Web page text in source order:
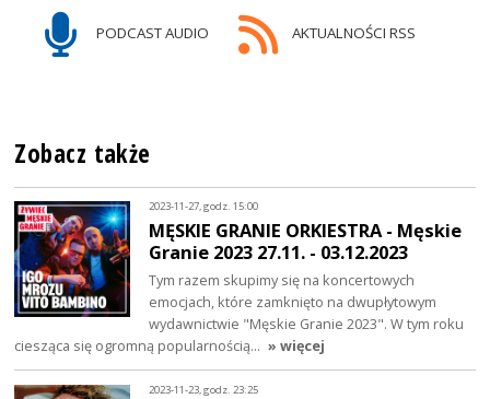
PODCAST AUDIO AKTUALNOŚCI RSS
Zobacz także
2023-11-27, godz. 15:00
MĘSKIE GRANIE ORKIESTRA - Męskie
Granie 2023 27.11. - 03.12.2023
Tym razem skupimy się na koncertowych
emocjach, które zamknięto na dwupłytowym
wydawnictwie "Męskie Granie 2023". W tym roku
ciesząca się ogromną popularnością… » więcej
2023-11-23, godz. 23:25